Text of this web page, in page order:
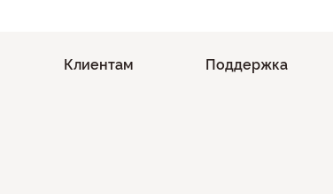
Клиентам Поддержка